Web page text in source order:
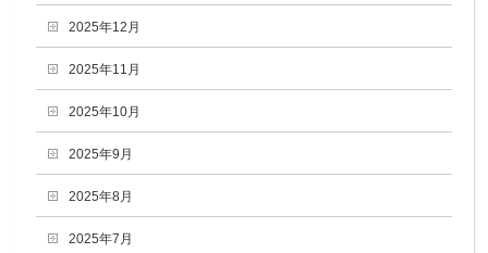
2025年12月
2025年11月
2025年10月
2025年9月
2025年8月
2025年7月